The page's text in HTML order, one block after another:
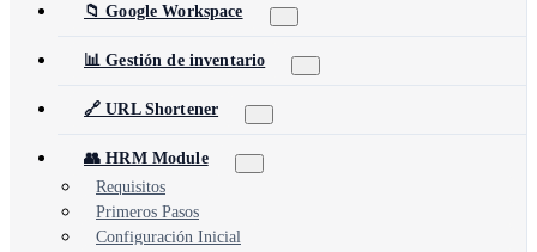
📁 Google Workspace
📊 Gestión de inventario
🔗 URL Shortener
👥 HRM Module
Requisitos
Primeros Pasos
Configuración Inicial